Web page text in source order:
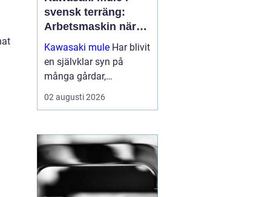
svensk terräng:
Arbetsmaskin när
det verkligen gäller
Kawasaki mule Har blivit
en självklar syn på
många gårdar,
entreprenadarbeten och
jaktmarker runt om i
kombinerar ege...
02 augusti 2026